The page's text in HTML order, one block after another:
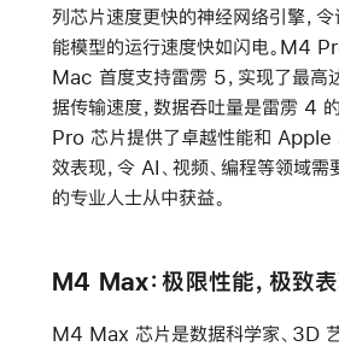
列芯片速度更快的神经网络引擎，
能模型的运行速度快如闪电。M4
Mac 首度支持雷雳 5，实现了最
据传输速度，数据吞吐量是雷雳 4
Pro 芯片提供了卓越性能和 Apple
效表现，令 AI、视频、编程等领域
的专业人士从中获益。
M4 Max：极限性能，极致
M4 Max 芯片是数据科学家、3D